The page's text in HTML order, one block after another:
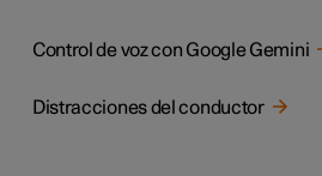
Control de voz con Google Gemini
Distracciones del conductor